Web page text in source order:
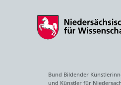
Bund Bildender
und Künstler für